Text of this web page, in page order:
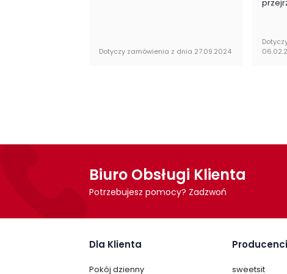
Szafa Colt 01 firmy ML Meble jest oryginalnie
Dotyczy zamówienia z dnia 27.09.2024
Biuro Obsługi Klienta
Potrzebujesz pomocy? Zadzwoń
Dla Klienta
Pokój dzienny
Producenci
sweetsit